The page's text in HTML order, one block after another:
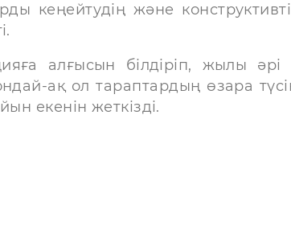
кеңейтудің және
алғысын білдіріп, жылы
ақ ол тараптардың өзара
екенін жеткізді.